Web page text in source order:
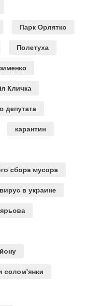
Парк Орлятко
Полетуха
Кличка
депутата
карантин
сбора мусора
в украине
солом’янки